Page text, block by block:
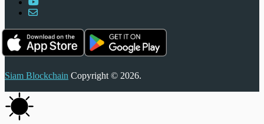
Siam Blockchain Copyright © 2026.